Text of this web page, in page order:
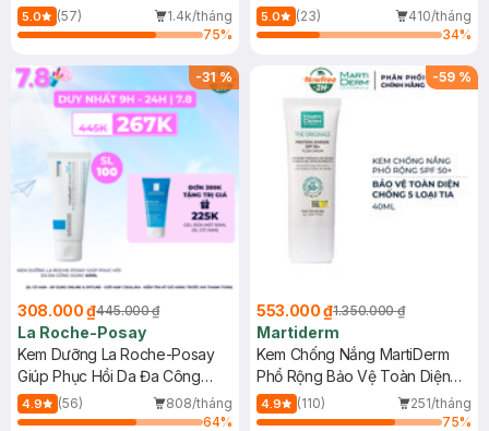
Dầu 500ml
5.0 (57)
1.4k/tháng
75%
(Mới)
5.0 (23)
410/tháng
34%
-31%
308.000 ₫445.000 ₫
La Roche-Posay
Kem Dưỡng La Roche-Posay
Giúp Phục Hồi Da Đa Công
Dụng 40ml
4.9 (56)
808/tháng
64%
-59 %
553.000 ₫1.350.000 ₫
Martiderm
Kem Chống Nắng MartiDerm
Phổ Rộng Bảo Vệ Toàn Diện
40ml
4.9 (110)
251/tháng
75%